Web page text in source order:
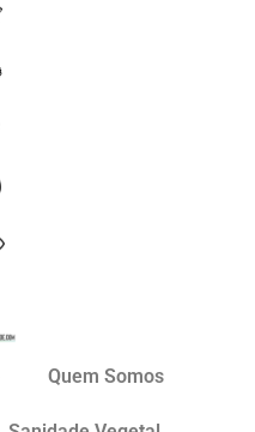
Quem Somos